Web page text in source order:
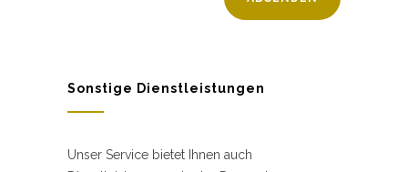
Sonstige Dienstleistungen
Unser Service bietet Ihnen auch